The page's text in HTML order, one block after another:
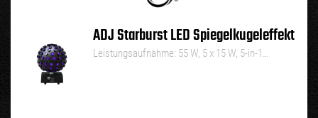
ADJ Starburst LED Spiegelkugeleffekt
Leistungsaufnahme: 55 W, 5 x 15 W, 5-in-1…